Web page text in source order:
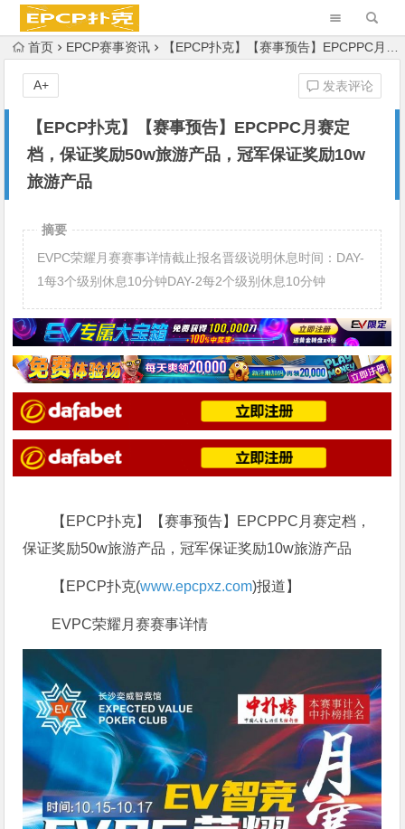
首页 EPCP赛事资讯 【EPCP扑克】【赛事预告】EPCPPC月赛定档，保证奖励50w旅游产品，冠军保证奖励10w旅游产品
【EPCP扑克】【赛事预告】EPCPPC月赛定
档，保证奖励50w旅游产品，冠军保证奖励10w
旅游产品
发表评论
A+
摘要
EVPC荣耀月赛赛事详情截止报名晋级说明休息时间：DAY-
1每3个级别休息10分钟DAY-2每2个级别休息10分钟
【EPCP扑克】【赛事预告】EPCPPC月赛定档，
保证奖励50w旅游产品，冠军保证奖励10w旅游产品
【EPCP扑克(www.epcpxz.com)报道】
EVPC荣耀月赛赛事详情